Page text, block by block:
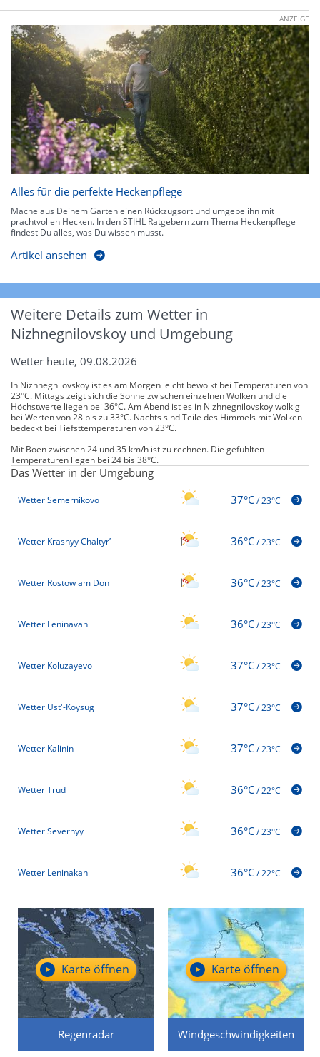
ANZEIGE
Alles für die perfekte Heckenpflege
Mache aus Deinem Garten einen Rückzugsort und umgebe ihn mit
prachtvollen Hecken. In den STIHL Ratgebern zum Thema Heckenpflege
findest Du alles, was Du wissen musst.
Artikel ansehen
Weitere Details zum Wetter in
Nizhnegnilovskoy und Umgebung
Wetter heute, 09.08.2026
In Nizhnegnilovskoy ist es am Morgen leicht bewölkt bei Temperaturen von
23°C. Mittags zeigt sich die Sonne zwischen einzelnen Wolken und die
Höchstwerte liegen bei 36°C. Am Abend ist es in Nizhnegnilovskoy wolkig
bei Werten von 28 bis zu 33°C. Nachts sind Teile des Himmels mit Wolken
bedeckt bei Tiefsttemperaturen von 23°C.
Mit Böen zwischen 24 und 35 km/h ist zu rechnen. Die gefühlten
Temperaturen liegen bei 24 bis 38°C.
Das Wetter in der Umgebung
Wetter Semernikovo 37°C/23°C
Wetter Krasnyy Chaltyr’ 36°C/23°C
Wetter Rostow am Don 36°C/23°C
Wetter Leninavan 36°C/23°C
Wetter Koluzayevo 37°C/23°C
Wetter Ust'-Koysug 37°C/23°C
Wetter Kalinin 37°C/23°C
Wetter Trud 36°C/22°C
Wetter Severnyy 36°C/23°C
Wetter Leninakan 36°C/22°C
Regenradar
Karte öffnen
Windgeschwindigkeiten
Karte öffnen